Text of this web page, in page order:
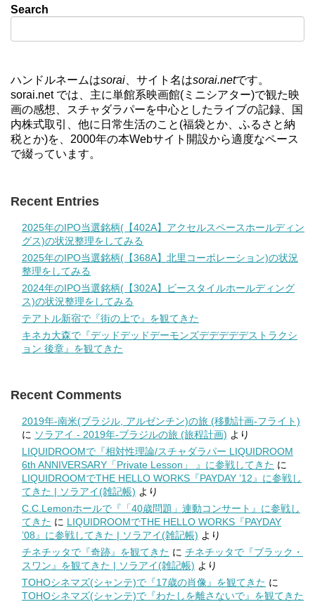
Search
ハンドルネームはsorai 、サイト名はsorai.netです。
sorai.net では、主に単館系映画館(ミニシアター)で観た映
画の感想、スチャダラパーを中心としたライブの記録、国
内株式取引、他に日常生活のこと(福袋とか、ふるさと納
税とか)を、2000年の本Webサイト開設から適度なペース
で綴っています。
Recent Entries
2025年のIPO当選銘柄(【402A】アクセルスペースホールディン
グス)の状況整理をしてみる
2025年のIPO当選銘柄(【368A】北里コーポレーション)の状況
整理をしてみる
2024年のIPO当選銘柄(【302A】ビースタイルホールディング
ス)の状況整理をしてみる
テアトル新宿で『街の上で』を観てきた
キネカ大森で『デッドデッドデーモンズデデデデデストラクシ
ョン 後章』を観てきた
Recent Comments
2019年-南米(ブラジル, アルゼンチン)の旅 (移動計画-フライト)
に ソラアイ - 2019年-ブラジルの旅 (旅程計画) より
LIQUIDROOMで『相対性理論/スチャダラパー LIQUIDROOM
6th ANNIVERSARY「Private Lesson」 』に参戦してきた に
LIQUIDROOMでTHE HELLO WORKS『PAYDAY ’12』に参戦し
てきた | ソラアイ(雑記帳) より
C.C.Lemonホールで『「40歳問題」連動コンサート』に参戦し
てきた に LIQUIDROOMでTHE HELLO WORKS『PAYDAY
’08』に参戦してきた | ソラアイ(雑記帳) より
チネチッタで『奇跡』を観てきた に チネチッタで『ブラック・
スワン』を観てきた | ソラアイ(雑記帳) より
TOHOシネマズ(シャンテ)で『17歳の肖像』を観てきた に
TOHOシネマズ(シャンテ)で『わたしを離さないで』を観てきた